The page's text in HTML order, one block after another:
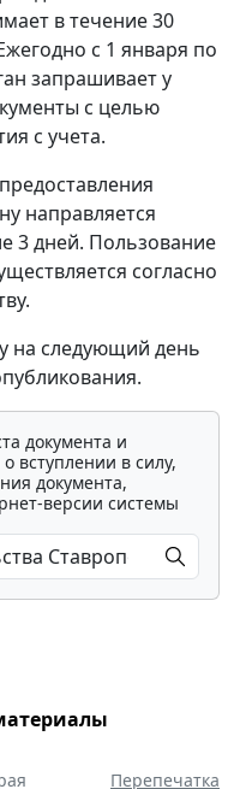
в течение 30
с 1 января по
запрашивает у
с целью
с учета.
направляется
3 дней. Пользование
согласно
на следующий день
документа и
вступлении в силу,
документа,
версии системы
Перепечатка